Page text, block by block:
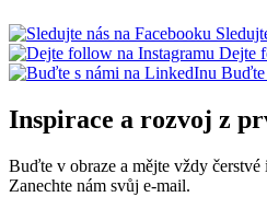
Dejte
Buďte
Inspirace a rozvoj z
Buďte v obraze a mějte vždy čerstvé
Zanechte nám svůj e-mail.